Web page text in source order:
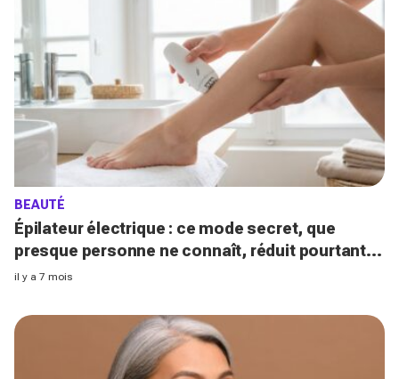
BEAUTÉ
Épilateur électrique : ce mode secret, que
presque personne ne connaît, réduit pourtant la
douleur de 50%
il y a 7 mois